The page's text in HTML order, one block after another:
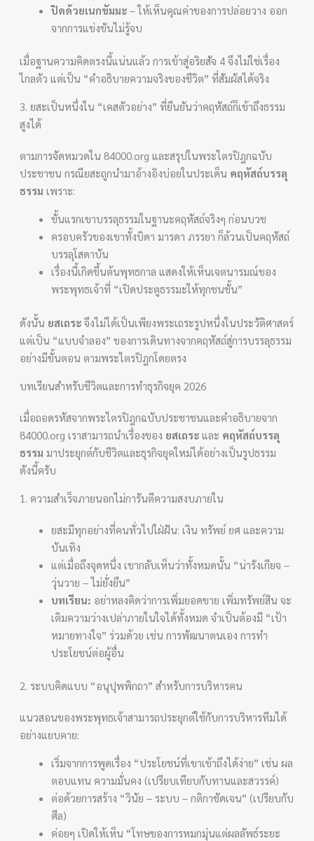
ปิดด้วยเนกขัมมะ – ให้เห็นคุณค่าของการปล่อยวาง ออก
จากการแข่งขันไม่รู้จบ
เมื่อฐานความคิดตรงนี้แน่นแล้ว การเข้าสู่อริยสัจ 4 จึงไม่ใช่เรื่อง
ไกลตัว แต่เป็น “คำอธิบายความจริงของชีวิต” ที่สัมผัสได้จริง
3. ยสะเป็นหนึ่งใน “เคสตัวอย่าง” ที่ยืนยันว่าคฤหัสถ์ก็เข้าถึงธรรม
สูงได้
ตามการจัดหมวดใน 84000.org และสรุปในพระไตรปิฎกฉบับ
ประชาชน กรณียสะถูกนำมาอ้างอิงบ่อยในประเด็น คฤหัสถ์บรรลุ
ธรรม เพราะ:
ขั้นแรกเขาบรรลุธรรมในฐานะคฤหัสถ์จริงๆ ก่อนบวช
ครอบครัวของเขาทั้งบิดา มารดา ภรรยา ก็ล้วนเป็นคฤหัสถ์
บรรลุโสดาบัน
เรื่องนี้เกิดขึ้นต้นพุทธกาล แสดงให้เห็นเจตนารมณ์ของ
พระพุทธเจ้าที่ “เปิดประตูธรรมะให้ทุกชนชั้น”
ดังนั้น ยสเถระ จึงไม่ได้เป็นเพียงพระเถระรูปหนึ่งในประวัติศาสตร์
แต่เป็น “แบบจำลอง” ของการเดินทางจากคฤหัสถ์สู่การบรรลุธรรม
อย่างมีขั้นตอน ตามพระไตรปิฎกโดยตรง
บทเรียนสำหรับชีวิตและการทำธุรกิจยุค 2026
เมื่อถอดรหัสจากพระไตรปิฎกฉบับประชาชนและคำอธิบายจาก
84000.org เราสามารถนำเรื่องของ ยสเถระ และ คฤหัสถ์บรรลุ
ธรรม มาประยุกต์กับชีวิตและธุรกิจยุคใหม่ได้อย่างเป็นรูปธรรม
ดังนี้ครับ
1. ความสำเร็จภายนอกไม่การันตีความสงบภายใน
ยสะมีทุกอย่างที่คนทั่วไปใฝ่ฝัน: เงิน ทรัพย์ ยศ และความ
บันเทิง
แต่เมื่อถึงจุดหนึ่ง เขากลับเห็นว่าทั้งหมดนั้น “น่ารังเกียจ –
วุ่นวาย – ไม่ยั่งยืน”
บทเรียน: อย่าหลงคิดว่าการเพิ่มยอดขาย เพิ่มทรัพย์สิน จะ
เติมความว่างเปล่าภายในใจได้ทั้งหมด จำเป็นต้องมี “เป้า
หมายทางใจ” ร่วมด้วย เช่น การพัฒนาตนเอง การทำ
ประโยชน์ต่อผู้อื่น
2. ระบบคิดแบบ “อนุปุพพิกถา” สำหรับการบริหารคน
แนวสอนของพระพุทธเจ้าสามารถประยุกต์ใช้กับการบริหารทีมได้
อย่างแยบคาย:
เริ่มจากการพูดเรื่อง “ประโยชน์ที่เขาเข้าถึงได้ง่าย” เช่น ผล
ตอบแทน ความมั่นคง (เปรียบเทียบกับทานและสวรรค์)
ต่อด้วยการสร้าง “วินัย – ระบบ – กติกาชัดเจน” (เปรียบกับ
ศีล)
ค่อยๆ เปิดให้เห็น “โทษของการหมกมุ่นแต่ผลลัพธ์ระยะ